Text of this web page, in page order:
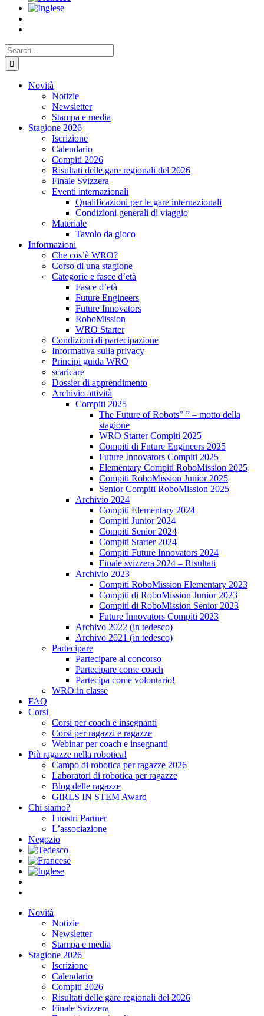
Search
for:
Novità
Notizie
Newsletter
Stampa e media
Stagione 2026
Iscrizione
Calendario
Compiti 2026
Risultati delle gare regionali del 2026
Finale Svizzera
Eventi internazionali
Qualificazioni per le gare internazionali
Condizioni generali di viaggio
Materiale
Tavolo da gioco
Informazioni
Che cos’è WRO?
Corso di una stagione
Categorie e fasce d’età
Fasce d’età
Future Engineers
Future Innovators
RoboMission
WRO Starter
Condizioni di partecipazione
Informativa sulla privacy
Principi guida WRO
scaricare
Dossier di apprendimento
Archivio attività
Compiti 2025
The Future of Robots” ” – motto della
stagione
WRO Starter Compiti 2025
Compiti di Future Engineers 2025
Future Innovators Compiti 2025
Elementary Compiti RoboMission 2025
Compiti RoboMission Junior 2025
Senior Compiti RoboMission 2025
Archivio 2024
Compiti Elementary 2024
Compiti Junior 2024
Compiti Senior 2024
Compiti Starter 2024
Compiti Future Innovators 2024
Finale svizzera 2024 – Risultati
Archivio 2023
Compiti RoboMission Elementary 2023
Compiti di RoboMission Junior 2023
Compiti di RoboMission Senior 2023
Future Innovators Compiti 2023
Archivo 2022 (in tedesco)
Archivo 2021 (in tedesco)
Partecipare
Partecipare al concorso
Partecipare come coach
Partecipa come volontario!
WRO in classe
FAQ
Corsi
Corsi per coach e insegnanti
Corsi per ragazzi e ragazze
Webinar per coach e insegnanti
Più ragazze nella robotica!
Campo di robotica per ragazze 2026
Laboratori di robotica per ragazze
Blog delle ragazze
GIRLS IN STEM Award
Chi siamo?
I nostri Partner
L’associazione
Negozio
Novità
Notizie
Newsletter
Stampa e media
Stagione 2026
Iscrizione
Calendario
Compiti 2026
Risultati delle gare regionali del 2026
Finale Svizzera